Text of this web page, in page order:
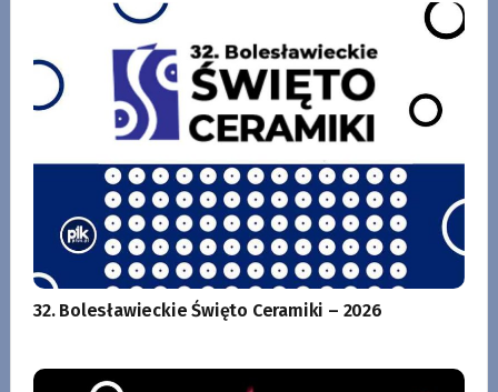
32. Bolesławieckie Święto Ceramiki – 2026